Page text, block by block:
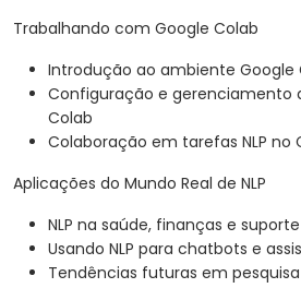
Trabalhando com Google Colab
Introdução ao ambiente Google
Configuração e gerenciamento
Colab
Colaboração em tarefas NLP no
Aplicações do Mundo Real de NLP
NLP na saúde, finanças e
Usando NLP para chatbots e
Tendências futuras em pesquisa